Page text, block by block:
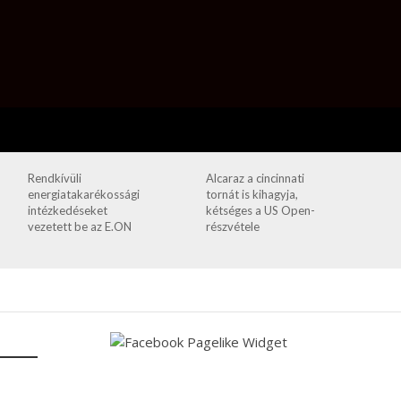
Rendkívüli
energiatakarékossági
intézkedéseket
vezetett be az E.ON
Alcaraz a cincinnati
tornát is kihagyja,
kétséges a US Open-
részvétele